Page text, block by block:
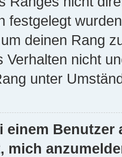
festgelegt
deinen Rang
Verhalten nicht
unter
einem
mich